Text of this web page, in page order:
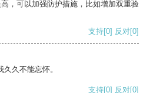
，可以加强防护措施，比如增加双重验
支持[0] 反对[0]
久不能忘怀。
支持[0] 反对[0]